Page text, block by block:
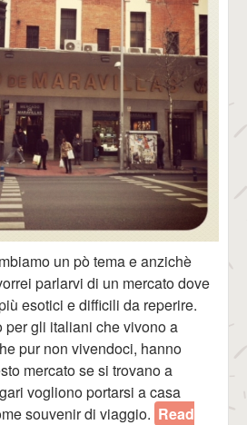
un pò tema e anzichè
parlarvi di un mercato dove
esotici e difficili da reperire.
per gli italiani che vivono a
pur non vivendoci, hanno
mercato se si trovano a
vogliono portarsi a casa
souvenir di viaggio. Read